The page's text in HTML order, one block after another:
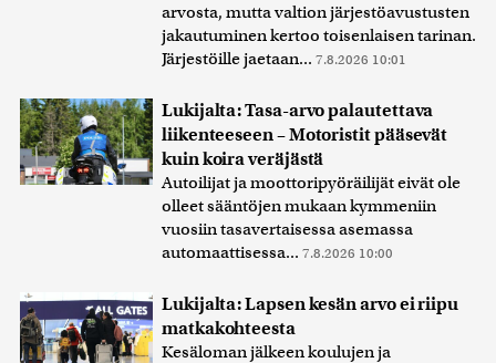
arvosta, mutta valtion järjestöavustusten
jakautuminen kertoo toisenlaisen tarinan.
Järjestöille jaetaan... 7.8.2026 10:01
Lukijalta: Tasa-arvo palautettava
liikenteeseen – Motoristit pääsevät
kuin koira veräjästä
Autoilijat ja moottoripyöräilijät eivät ole
olleet sääntöjen mukaan kymmeniin
vuosiin tasavertaisessa asemassa
automaattisessa... 7.8.2026 10:00
Lukijalta: Lapsen kesän arvo ei riipu
matkakohteesta
Kesäloman jälkeen koulujen ja